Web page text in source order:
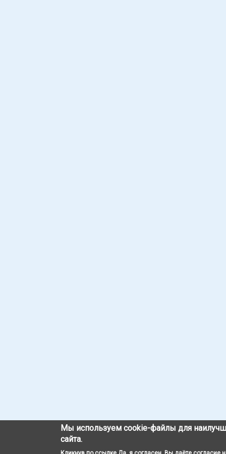
Мы используем cookie-файлы для
сайта.